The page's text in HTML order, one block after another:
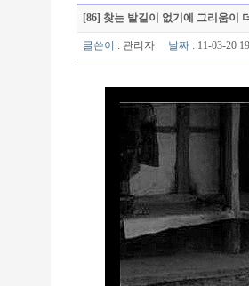
[86] 찾는 발길이 없기에 그리움이
글쓴이 : 관리자 날짜 : 11-03-20